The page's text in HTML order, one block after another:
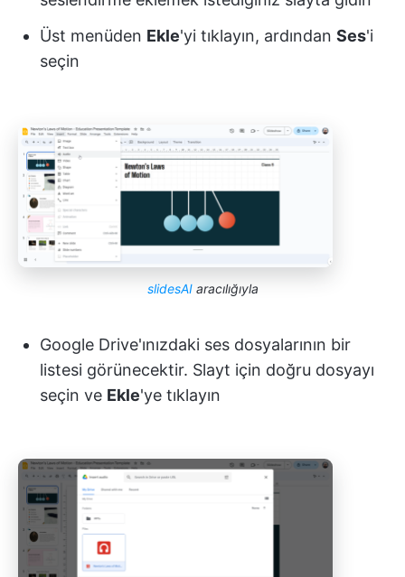
Üst menüden Ekle'yi tıklayın, ardından Ses'i
seçin
slidesAIaracılığıyla
Google Drive'ınızdaki ses dosyalarının bir
listesi görünecektir. Slayt için doğru dosyayı
seçin ve Ekle'ye tıklayın